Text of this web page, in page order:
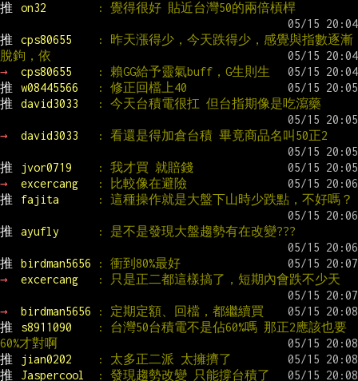
推
on32 : 覺得很好 貼近台灣50的兩倍槓桿
推 cps80655
: 昨天漲得少，今天跌得少，感覺與指數逐漸
脫鉤，依
→
cps80655
: 賴GG給予靈氣buff，G生則生
推
w08445566
: 修正回檔上40
推
david3033 : 今天台積電很扛 但台指期像是吃瀉藥
→ david3033 : 看還是得加倉台積 畢竟商品名叫50正2
推 jvor0719
: 我才買 就賠錢
→
excercang
: 比較像在避險
推
fajita : 這種操作就是大盤下山時少跌點，不好嗎？
推 ayufly : 是不是發現大盤趨勢有在改變???
推 birdman5656
: 衝到80%最好
→
excercang : 只是正二都這樣搞了，短期內會跌不少天
→ birdman5656
: 定期定額、回檔，都繼續買
推
s8911090
: 台灣50台積電不是佔60%嗎 那正2應該也要
60%才對啊
推
jian0202
: 太多正二派 太擁擠了
推
Jaspercool : 發現趨勢改變 只能撐台積了